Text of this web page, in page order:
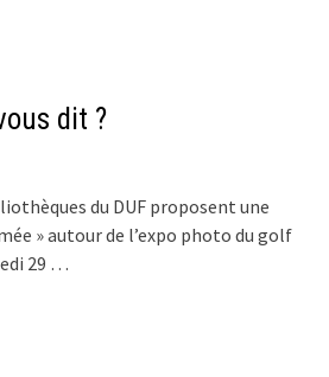
dit ?
du DUF proposent une
» autour de l’expo photo du golf
29 …